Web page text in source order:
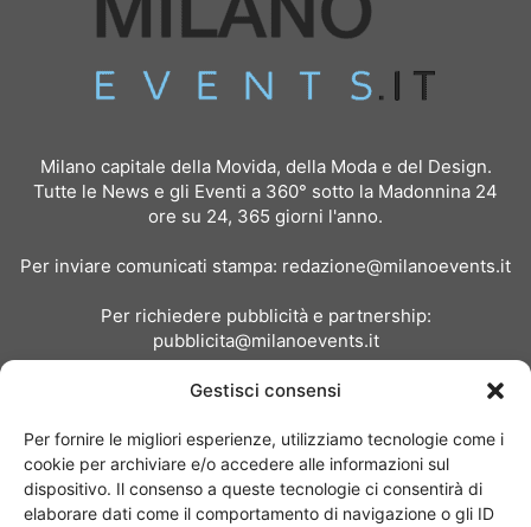
Gestisci consensi
Per fornire le migliori esperienze, utilizziamo tecnologie come i
cookie per archiviare e/o accedere alle informazioni sul
dispositivo. Il consenso a queste tecnologie ci consentirà di
elaborare dati come il comportamento di navigazione o gli ID
Milano capitale della Movida, della Moda e del Design.
Tutte le News e gli Eventi a 360° sotto la Madonnina 24
ore su 24, 365 giorni l'anno.
Per inviare comunicati stampa: redazione@milanoevents.it
Per richiedere pubblicità e partnership:
pubblicita@milanoevents.it